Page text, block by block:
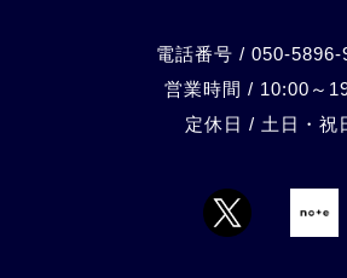
電話番号 / 050-5896-
営業時間 / 10:00～
定休日 / 土日・祝